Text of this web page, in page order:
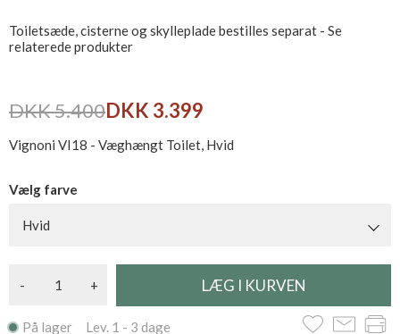
Toiletsæde, cisterne og skylleplade bestilles separat - Se
relaterede produkter
DKK 5.400DKK 3.399
Vignoni VI18 - Væghængt Toilet, Hvid
Vælg farve
Hvid
- +
På lager Lev. 1 - 3 dage